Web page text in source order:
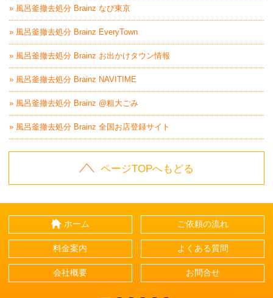
» 風呂釜撤去処分 Brainz なび東京
» 風呂釜撤去処分 Brainz EveryTown
» 風呂釜撤去処分 Brainz お出かけタウン情報
» 風呂釜撤去処分 Brainz NAVITIME
» 風呂釜撤去処分 Brainz @粗大ごみ
» 風呂釜撤去処分 Brainz 全国お店登録サイト
ページTOPへもどる
ホーム ご依頼の流れ
料金案内 よくある質問
会社概要 お問合せ